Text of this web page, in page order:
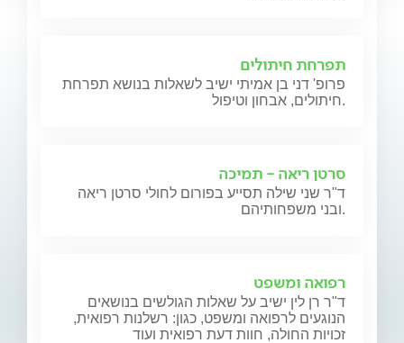
תפרחת חיתולים
פרופ' דני בן אמיתי ישיב לשאלות בנושא תפרחת
חיתולים, אבחון וטיפול.
סרטן ריאה - תמיכה
ד"ר שני שילה תסייע בפורום לחולי סרטן ריאה
ובני משפחותיהם.
רפואה ומשפט
ד"ר רן לין ישיב על שאלות הגולשים בנושאים
הנוגעים לרפואה ומשפט, כגון: רשלנות רפואית,
זכויות החולה, חוות דעת רפואית ועוד